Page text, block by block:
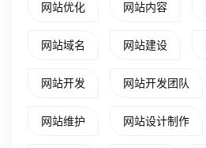
网站优化 网站内容
网站域名 网站建设
网站开发 网站开发团队
网站维护 网站设计制作